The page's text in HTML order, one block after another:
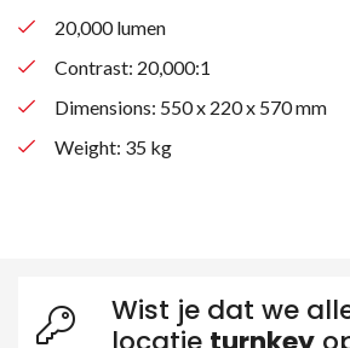
20,000 lumen
Contrast: 20,000:1
Dimensions: 550 x 220 x 570 mm
Weight: 35 kg
Wist je dat we